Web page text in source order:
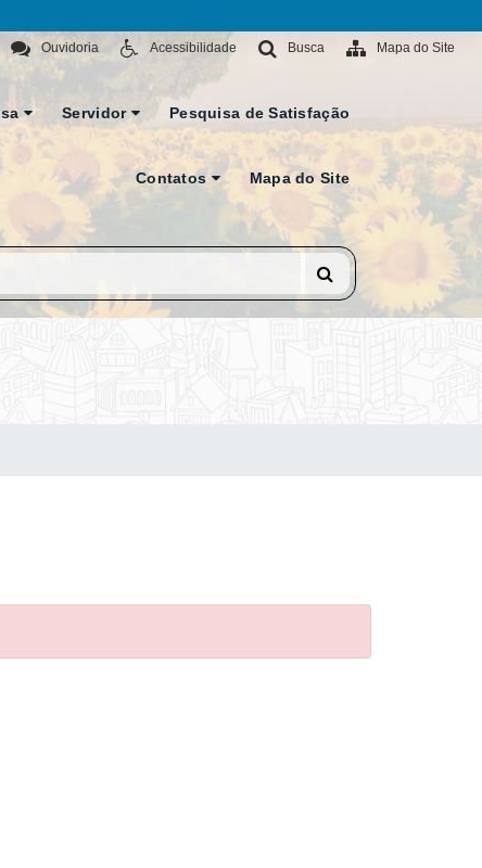
Mapa do Site
Busca
Acessibilidade
Ouvidoria
Servidor Pesquisa de Satisfação
Contatos Mapa do Site